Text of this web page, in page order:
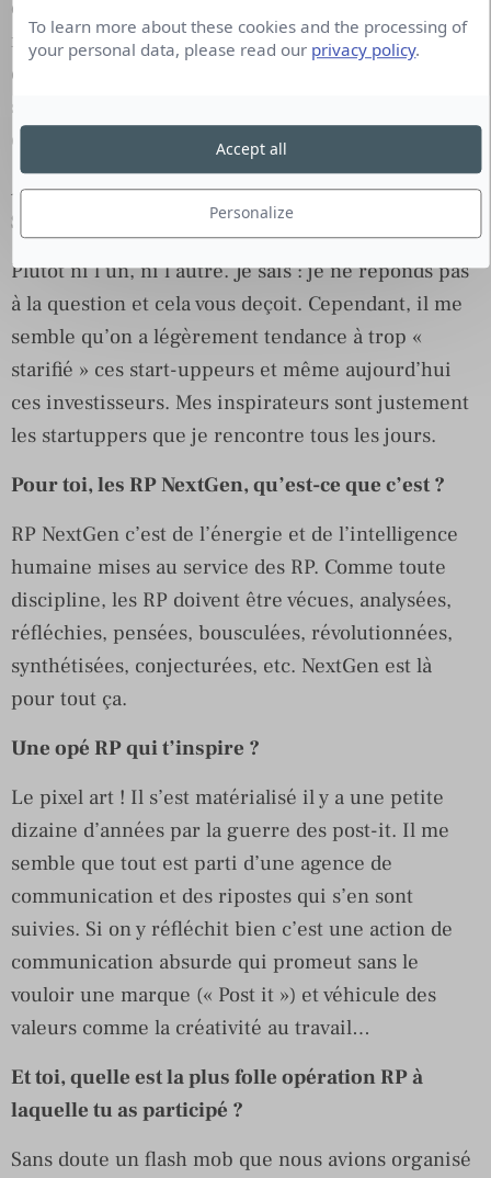
des RP. Il communique tout le temps en
recherchant l’originalité, organise des événements
et happenings créatifs, mais sans le savoir ! Le
startuppeur cherche chaque jour à se distinguer,
et les RP en sont un bon moyen.
Au quotidien, plutôt Mark Zuckerberg ou Mark
Shuttleworth ?
Plutôt ni l’un, ni l’autre. Je sais : je ne réponds pas
à la question et cela vous deçoit. Cependant, il me
semble qu’on a légèrement tendance à trop «
starifié » ces start-uppeurs et même aujourd’hui
ces investisseurs. Mes inspirateurs sont justement
les startuppers que je rencontre tous les jours.
Pour toi, les RP NextGen, qu’est-ce que c’est ?
RP NextGen c’est de l’énergie et de l’intelligence
humaine mises au service des RP. Comme toute
discipline, les RP doivent être vécues, analysées,
réfléchies, pensées, bousculées, révolutionnées,
synthétisées, conjecturées, etc. NextGen est là
pour tout ça.
Une opé RP qui t’inspire ?
Le pixel art ! Il s’est matérialisé il y a une petite
dizaine d’années par la guerre des post-it. Il me
semble que tout est parti d’une agence de
communication et des ripostes qui s’en sont
suivies. Si on y réfléchit bien c’est une action de
communication absurde qui promeut sans le
vouloir une marque (« Post it ») et véhicule des
valeurs comme la créativité au travail…
Et toi, quelle est la plus folle opération RP à
laquelle tu as participé ?
Sans doute un flash mob que nous avions organisé
To learn more about these cookies and the processing of
your personal data, please read our privacy policy.
Personalize
Accept all